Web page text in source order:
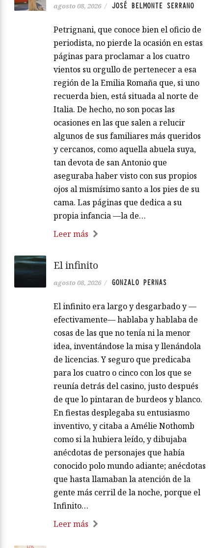
agosto 08, 2026 / JOSÉ BELMONTE SERRANO
Petrignani, que conoce bien el oficio de
periodista, no pierde la ocasión en estas
páginas para proclamar a los cuatro
vientos su orgullo de pertenecer a esa
región de la Emilia Romaña que, si uno
recuerda bien, está situada al norte de
Italia. De hecho, no son pocas las
ocasiones en las que salen a relucir
algunos de sus familiares más queridos
y cercanos, como aquella abuela suya,
tan devota de san Antonio que
aseguraba haber visto con sus propios
ojos al mismísimo santo a los pies de su
cama. Las páginas que dedica a su
propia infancia —la de…
Leer más
El infinito
agosto 08, 2026 / GONZALO PERNAS
El infinito era largo y desgarbado y —
efectivamente— hablaba y hablaba de
cosas de las que no tenía ni la menor
idea, inventándose la misa y llenándola
de licencias. Y seguro que predicaba
para los cuatro o cinco con los que se
reunía detrás del casino, justo después
de que lo pintaran de burdeos y blanco.
En fiestas desplegaba su entusiasmo
inventivo, y citaba a Amélie Nothomb
como si la hubiera leído, y dibujaba
anécdotas de personajes que había
conocido polo mundo adiante; anécdotas
que hasta llamaban la atención de la
gente más cerril de la noche, porque el
Infinito…
Leer más